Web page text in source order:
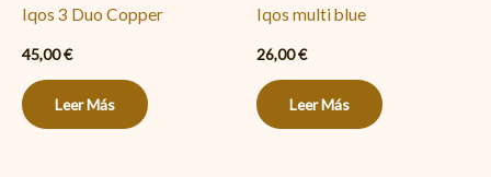
Iqos 3 Duo Copper
45,00€
Leer Más
Iqos multi blue
26,00€
Leer Más